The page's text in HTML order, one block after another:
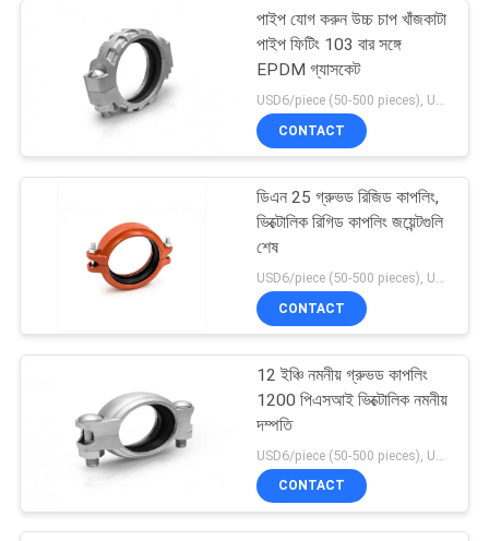
তাপমাত্রা নিয়ন্ত্রণ ভালভ
জোন ভালভ মোটর
39
ওয়াটার মিটার হাউজিং
62
পাইপ যোগ করুন উচ্চ চাপ খাঁজকাটা
পাইপ ফিটিং 103 বার সঙ্গে
EPDM গ্যাসকেট
CONTACT
ডিএন 25 গ্রুভড রিজিড কাপলিং,
ভিক্টোলিক রিগিড কাপলিং জয়েন্টগুলি
শেষ
CONTACT
12 ইঞ্চি নমনীয় গ্রুভড কাপলিং
1200 পিএসআই ভিক্টোলিক নমনীয়
দম্পতি
CONTACT